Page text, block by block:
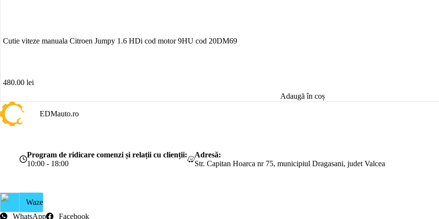
Cutie viteze manuala Citroen Jumpy 1.6 HDi cod motor 9HU cod 20DM69
480.00 lei
Adaugă în coș
EDMauto.ro
Program de ridicare comenzi și relații cu clienții:
10:00 - 18:00
Adresă:
Str. Capitan Hoarca nr 75, municipiul Dragasani, judet Valcea
Waze
WhatsApp
Facebook